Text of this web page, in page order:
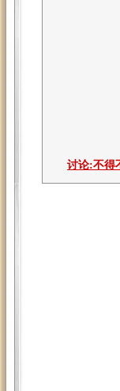
讨论:不得